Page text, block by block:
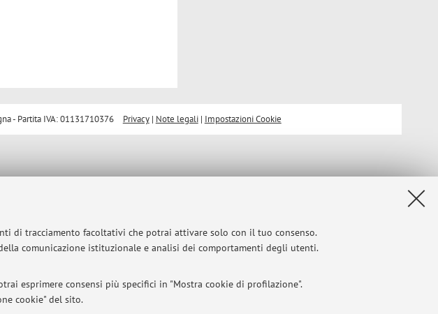
di tracciamento facoltativi che potrai attivare solo con il tuo consenso.
comunicazione istituzionale e analisi dei comportamenti degli utenti.
esprimere consensi più specifici in "Mostra cookie di profilazione".
cookie" del sito.
- Partita IVA: 01131710376 Privacy| Note legali| Impostazioni Cookie